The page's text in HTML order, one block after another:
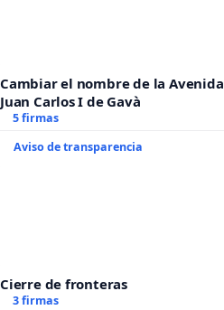
Cambiar el nombre de la Avenida
Juan Carlos I de Gavà
5 firmas
Aviso de transparencia
Cierre de fronteras
3 firmas